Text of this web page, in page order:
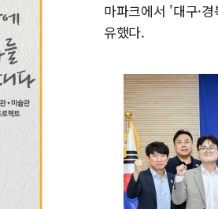
마파크에서 '대구·
유했다.